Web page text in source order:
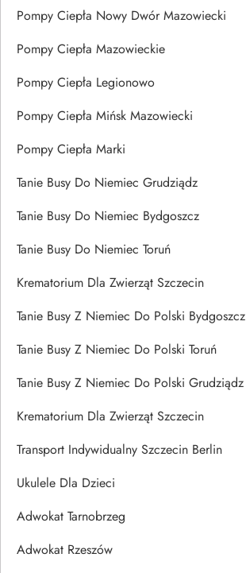
Pompy Ciepła Nowy Dwór Mazowiecki
Pompy Ciepła Mazowieckie
Pompy Ciepła Legionowo
Pompy Ciepła Mińsk Mazowiecki
Pompy Ciepła Marki
Tanie Busy Do Niemiec Grudziądz
Tanie Busy Do Niemiec Bydgoszcz
Tanie Busy Do Niemiec Toruń
Krematorium Dla Zwierząt Szczecin
Tanie Busy Z Niemiec Do Polski Bydgoszcz
Tanie Busy Z Niemiec Do Polski Toruń
Tanie Busy Z Niemiec Do Polski Grudziądz
Krematorium Dla Zwierząt Szczecin
Transport Indywidualny Szczecin Berlin
Ukulele Dla Dzieci
Adwokat Tarnobrzeg
Adwokat Rzeszów